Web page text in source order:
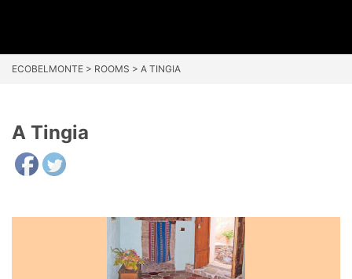
ECOBELMONTE > ROOMS > A TINGIA
A Tingia